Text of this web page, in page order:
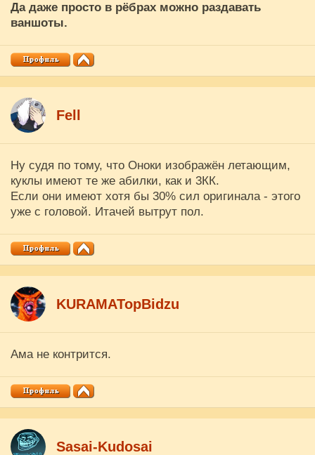
Да даже просто в рёбрах можно раздавать
ваншоты.
Fell
Ну судя по тому, что Оноки изображён летающим,
куклы имеют те же абилки, как и 3КК.
Если они имеют хотя бы 30% сил оригинала - этого
уже с головой. Итачей вытрут пол.
KURAMATopBidzu
Ама не контрится.
Sasai-Kudosai